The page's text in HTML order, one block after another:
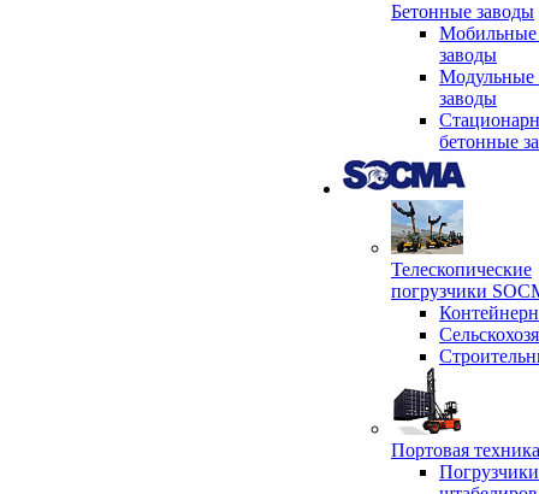
Бетонные заводы
Мобильные
заводы
Модульные
заводы
бетонные
Телескопические
погрузчики
Портовая